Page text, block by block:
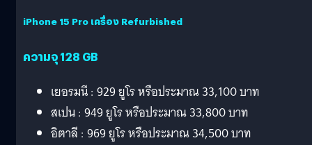
iPhone 15 Pro เครื่อง Refurbished
ความจุ 128 GB
เยอรมนี : 929 ยูโร หรือประมาณ 33,100 บาท
สเปน : 949 ยูโร หรือประมาณ 33,800 บาท
อิตาลี : 969 ยูโร หรือประมาณ 34,500 บาท